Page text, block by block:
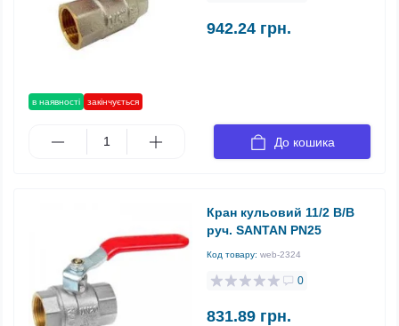
в наявності закінчується
942.24 грн.
До кошика
Кран кульовий 11/2 В/В
руч. SANTAN PN25
Код товару: web-2324
0
831.89 грн.